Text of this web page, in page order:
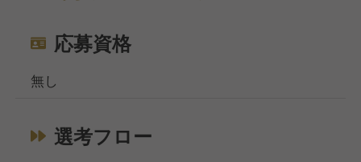
応募資格
無し
選考フロー